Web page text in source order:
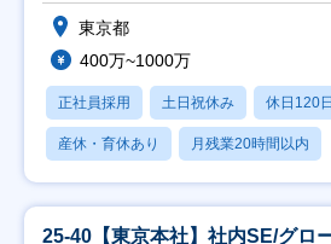
東京都
400万~1000万
正社員採用 土日祝休み 休日120
産休・育休あり 月残業20時間以内
25-40【東京本社】社内SE/グロ